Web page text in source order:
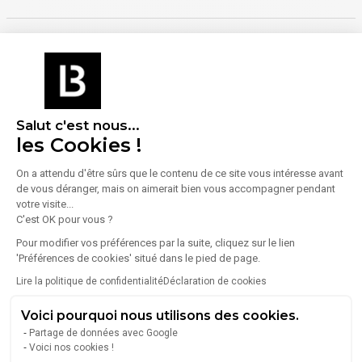
Salut c'est nous...
les Cookies !
On a attendu d'être sûrs que le contenu de ce site vous intéresse avant
de vous déranger, mais on aimerait bien vous accompagner pendant
votre visite...
C'est OK pour vous ?
Pour modifier vos préférences par la suite, cliquez sur le lien
'Préférences de cookies' situé dans le pied de page.
Lire la politique de confidentialitéDéclaration de cookies
Voici pourquoi nous utilisons des cookies.
Partage de données avec Google
Voici nos cookies !
À propos de l'agence
37 Rue Roger Renzo
13008
Voir toutes les annonces de l'agence
Depuis 1978, Saint Victor Real Estate est votre partenaire
de confiance pour tous vos projets immobiliers
leur expérience leur permettent de répondre aux besoins
spécifiques des entreprises, des propriétaires et des
investisseurs.
Lire plus